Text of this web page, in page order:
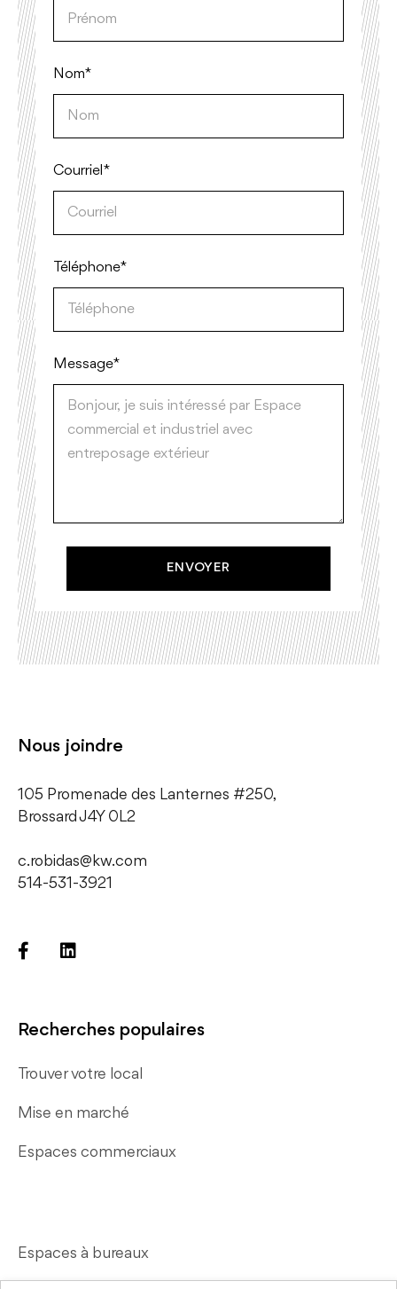
Nom*
Courriel*
Téléphone*
Message *
ENVOYER
Nous joindre
105 Promenade des Lanternes #250,
​Brossard J4Y 0L2
c.robidas@kw.com
514-531-3921
Recherches populaires
Trouver votre local
Mise en marché
Espaces commerciaux
Espaces à bureaux